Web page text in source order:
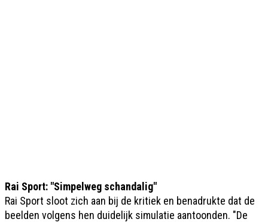
Rai Sport: "Simpelweg schandalig"
Rai Sport sloot zich aan bij de kritiek en benadrukte dat de
beelden volgens hen duidelijk simulatie aantoonden. "De